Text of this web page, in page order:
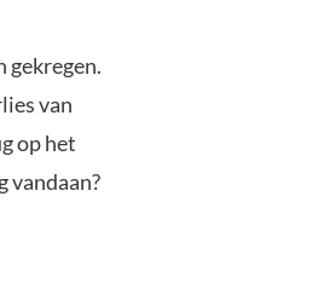
gekregen.
van
op het
vandaan?